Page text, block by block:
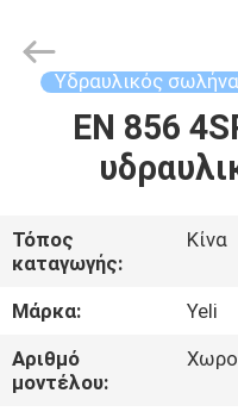
ΣΠΊΤΙ
ΠΕΡΊΠΟΥ
ΕΜΕΊΣ
ΓΎΡΟΣ
Copyright
Ltd.
Rights
Υδραυλικός
EN 856
Τόπος
καταγωγής:
Κίνα
Μάρκα:
Yeli
Αριθμό
μοντέλου: